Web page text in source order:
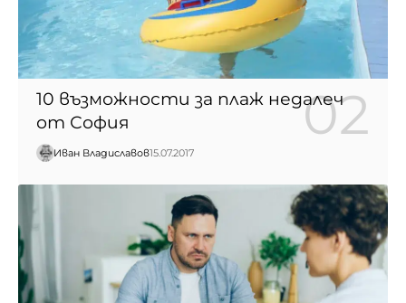
10 възможности за плаж недалеч
от София
Иван Владиславов15.07.2017